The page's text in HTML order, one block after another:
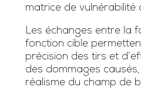
matrice de vulnérabilité
Les échanges entre la
fonction cible
précision des tirs et
des dommages
réalisme du champ de